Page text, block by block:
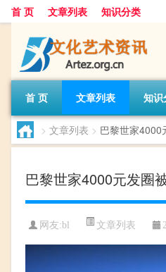
首 页 文章列表 知识分类
首 页 文章列表 知识
> 文章列表 > 巴黎世家4000
巴黎世家4000元发圈
网友:bl 文章列表